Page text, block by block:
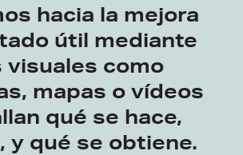
hacia la mejora
útil mediante
visuales como
mapas o vídeos
qué se hace,
y qué se obtiene.